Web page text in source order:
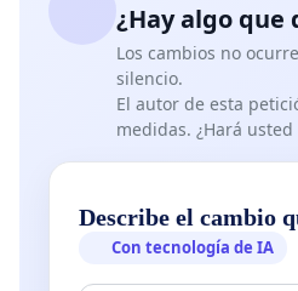
¿Hay algo que
Los cambios no
silencio.
El autor de esta
medidas. ¿Hará
Describe el cambio
Con tecnología de IA